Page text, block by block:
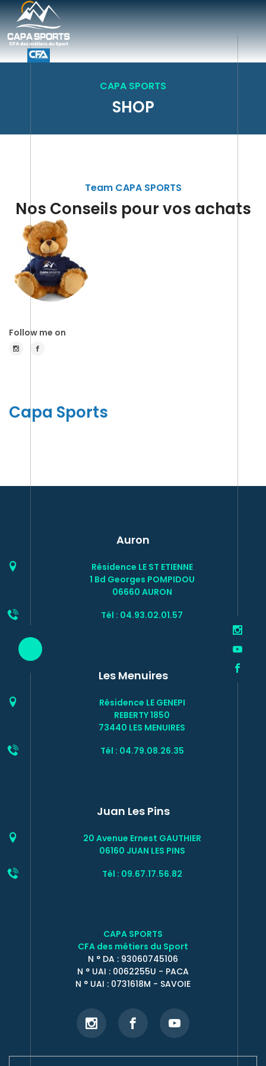
CAPA SPORTS
SHOP
Team CAPA SPORTS
Nos Conseils pour vos achats
Follow me on
Capa Sports
Auron
Résidence LE ST ETIENNE
1 Bd Georges POMPIDOU
06660 AURON
Tél : 04.93.02.01.57
Les Menuires
Résidence LE GENEPI
REBERTY 1850
73440 LES MENUIRES
Tél : 04.79.08.26.35
Juan Les Pins
20 Avenue Ernest GAUTHIER
06160 JUAN LES PINS
Tél : 09.67.17.56.82
CAPA SPORTS
CFA des métiers du Sport
N ° DA : 93060745106
N ° UAI : 0062255U - PACA
N ° UAI : 0731618M - SAVOIE